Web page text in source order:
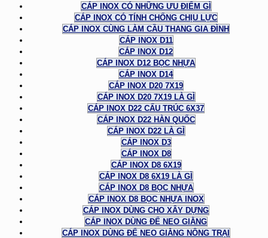
CÁP INOX CÓ NHỮNG ƯU ĐIỂM GÌ
CÁP INOX CÓ TÍNH CHỐNG CHỊU LỰC
CÁP INOX CÙNG LÀM CẦU THANG GIA ĐÌNH
CÁP INOX D11
CÁP INOX D12
CÁP INOX D12 BỌC NHỰA
CÁP INOX D14
CÁP INOX D20 7X19
CÁP INOX D20 7X19 LÀ GÌ
CÁP INOX D22 CẤU TRÚC 6X37
CÁP INOX D22 HÀN QUỐC
CÁP INOX D22 LÀ GÌ
CÁP INOX D3
CÁP INOX D8
CÁP INOX D8 6X19
CÁP INOX D8 6X19 LÀ GÌ
CÁP INOX D8 BỌC NHỰA
CÁP INOX D8 BỌC NHỰA INOX
CÁP INOX DÙNG CHO XÂY DỰNG
CÁP INOX DÙNG ĐỂ NEO GIẰNG
CÁP INOX DÙNG ĐỂ NEO GIẰNG NÔNG TRẠI